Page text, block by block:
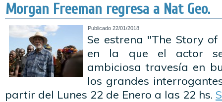
Morgan Freeman regresa a Nat Geo.
Publicado 22/01/2018
Se estrena "The Story
en la que el actor
ambiciosa travesía en
los grandes
partir del Lunes 22 de Enero a las 22 hs.